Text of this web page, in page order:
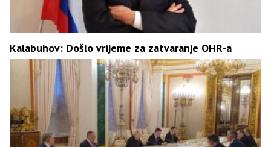
Kalabuhov: Došlo vrijeme za zatvaranje OHR-a